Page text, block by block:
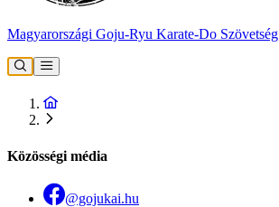
Magyarországi Goju-Ryu Karate-Do Szövetség
Közösségi média
@gojukai.hu